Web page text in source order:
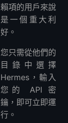
賴項的用戶來說
是一個重大利
好。
您只需從他們的
目錄中選擇
Hermes，輸入
您的 API 密
鑰，即可立即運
行。